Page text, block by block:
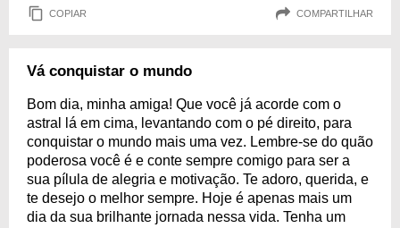
COPIAR COMPARTILHAR
Vá conquistar o mundo
Bom dia, minha amiga! Que você já acorde com o
astral lá em cima, levantando com o pé direito, para
conquistar o mundo mais uma vez. Lembre-se do quão
poderosa você é e conte sempre comigo para ser a
sua pílula de alegria e motivação. Te adoro, querida, e
te desejo o melhor sempre. Hoje é apenas mais um
dia da sua brilhante jornada nessa vida. Tenha um